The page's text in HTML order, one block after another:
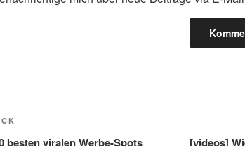
besten viralen Werbe-Spots
[videos]